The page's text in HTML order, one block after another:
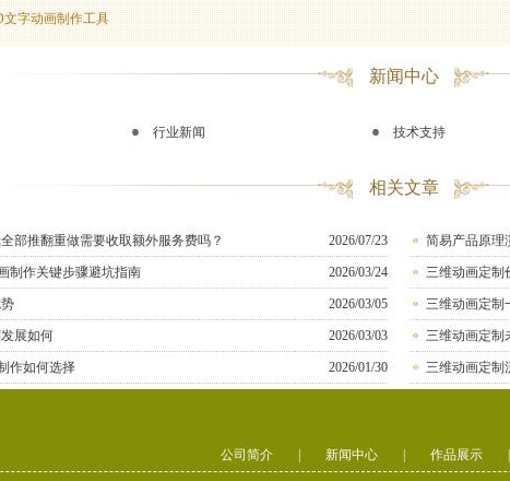
文字动画制作工具
新闻中心
行业新闻 技术支持
相关文章
全部推翻重做需要收取额外服务费吗？ 2026/07/23 简易产品原理
制作关键步骤避坑指南 2026/03/24 三维动画定制
2026/03/05 三维动画定制
展如何 2026/03/03 三维动画定制
作如何选择 2026/01/30 三维动画定制
公司简介 新闻中心 作品展示